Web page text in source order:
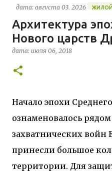
дата: августа 03, 2026
В марте 2026 года в
строительство
«Jardins Secrets» от бюро
территории бывшей
исторический контекст.
— социального
м²) и «Opale & Sens» (38
доступных, площадь 2
113 жилых единиц
строгих норм пожарной
Архитектура
Нового царств
дата: июля 06, 2018
Начало эпохи
ознаменовалось
захватнических войн
принесли большое
территории. Для